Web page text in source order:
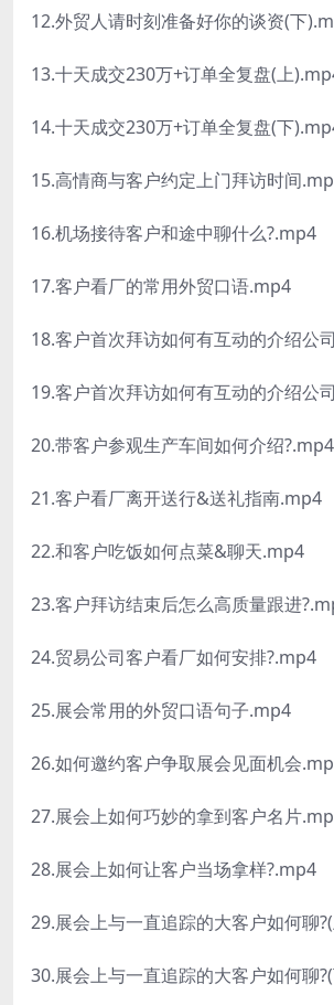
12.外贸人请时刻准备好你的谈资(下
13.十天成交230万+订单全复盘(上
14.十天成交230万+订单全复盘(下
15.高情商与客户约定上门拜访时间
16.机场接待客户和途中聊什么?.mp4
17.客户看厂的常用外贸口语.mp4
18.客户首次拜访如何有互动的介绍公
19.客户首次拜访如何有互动的介绍公
20.带客户参观生产车间如何介绍?.mp4
21.客户看厂离开送行&送礼指南.mp4
22.和客户吃饭如何点菜&聊天.mp4
23.客户拜访结束后怎么高质量跟进
24.贸易公司客户看厂如何安排?.mp4
25.展会常用的外贸口语句子.mp4
26.如何邀约客户争取展会见面机会
27.展会上如何巧妙的拿到客户名片
28.展会上如何让客户当场拿样?.mp4
29.展会上与一直追踪的大客户如何聊
30.展会上与一直追踪的大客户如何聊